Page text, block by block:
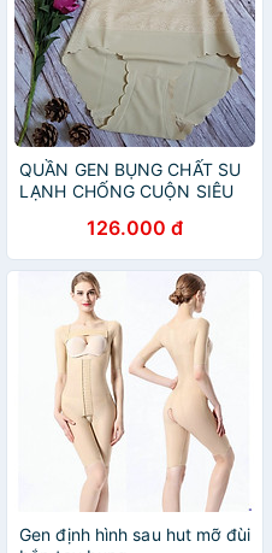
QUẦN GEN BỤNG CHẤT SU
LẠNH CHỐNG CUỘN SIÊU
126.000 đ
Gen định hình sau hut mỡ đùi